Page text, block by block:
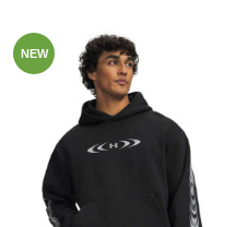
NEW